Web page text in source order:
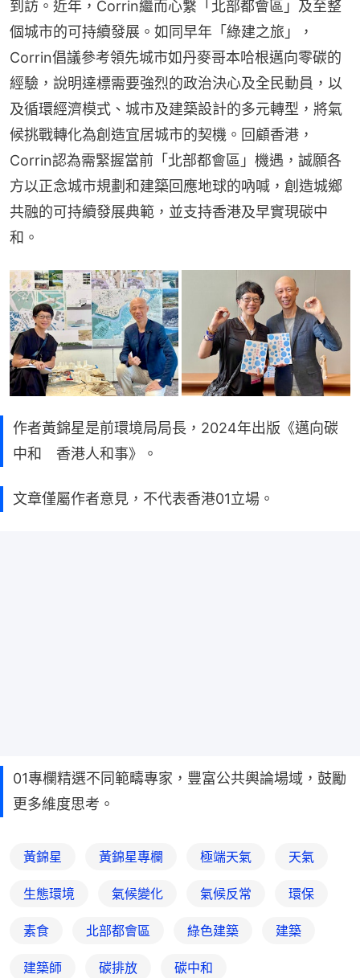
到訪。近年，Corrin繼而心繫「北部都會區」及至整
個城市的可持續發展。如同早年「綠建之旅」，
Corrin倡議參考領先城市如丹麥哥本哈根邁向零碳的
經驗，說明達標需要強烈的政治決心及全民動員，以
及循環經濟模式、城市及建築設計的多元轉型，將氣
候挑戰轉化為創造宜居城市的契機。回顧香港，
Corrin認為需緊握當前「北部都會區」機遇，誠願各
方以正念城市規劃和建築回應地球的吶喊，創造城鄉
共融的可持續發展典範，並支持香港及早實現碳中
和。
作者黃錦星是前環境局局長，2024年出版《邁向碳
中和 香港人和事》。
文章僅屬作者意見，不代表香港01立場。
01專欄精選不同範疇專家，豐富公共輿論場域，鼓勵
更多維度思考。
黃錦星 黃錦星專欄 極端天氣 天氣
生態環境 氣候變化 氣候反常 環保
素食 北部都會區 綠色建築 建築
建築師 碳排放 碳中和